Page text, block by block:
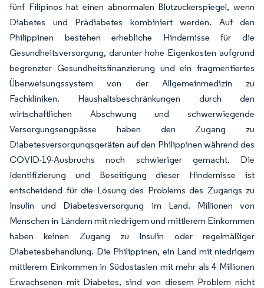
fünf Filipinos hat einen abnormalen Blutzuckerspiegel, wenn
Diabetes und Prädiabetes kombiniert werden. Auf den
Philippinen bestehen erhebliche Hindernisse für die
Gesundheitsversorgung, darunter hohe Eigenkosten aufgrund
begrenzter Gesundheitsfinanzierung und ein fragmentiertes
Überweisungssystem von der Allgemeinmedizin zu
Fachkliniken. Haushaltsbeschränkungen durch den
wirtschaftlichen Abschwung und schwerwiegende
Versorgungsengpässe haben den Zugang zu
Diabetesversorgungsgeräten auf den Philippinen während des
COVID-19-Ausbruchs noch schwieriger gemacht. Die
Identifizierung und Beseitigung dieser Hindernisse ist
entscheidend für die Lösung des Problems des Zugangs zu
Insulin und Diabetesversorgung im Land. Millionen von
Menschen in Ländern mit niedrigem und mittlerem Einkommen
haben keinen Zugang zu Insulin oder regelmäßiger
Diabetesbehandlung. Die Philippinen, ein Land mit niedrigem
mittlerem Einkommen in Südostasien mit mehr als 4 Millionen
Erwachsenen mit Diabetes, sind von diesem Problem nicht